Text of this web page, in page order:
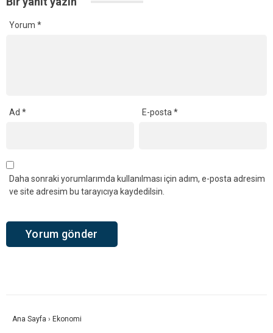
Yorum *
Ad * E-posta*
Daha sonraki yorumlarımda kullanılması için adım, e-posta adresim
ve site adresim bu tarayıcıya kaydedilsin.
Ana Sayfa › Ekonomi